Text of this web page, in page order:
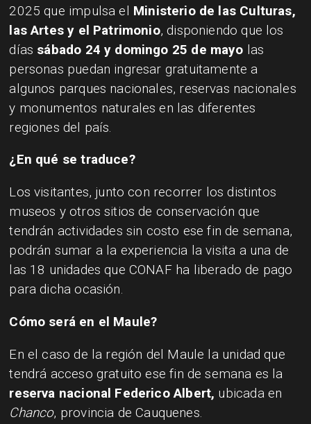
2025 que impulsa el Ministerio de las Culturas,
las Artes y el Patrimonio, disponiendo que los
días sábado 24 y domingo 25 de mayo las
personas puedan ingresar gratuitamente a
algunos parques nacionales, reservas nacionales
y monumentos naturales en las diferentes
regiones del país.
¿En qué se traduce?
Los visitantes, junto con recorrer los distintos
museos y otros sitios de conservación que
tendrán actividades sin costo ese fin de semana,
podrán sumar a la experiencia la visita a una de
las 18 unidades que CONAF ha liberado de pago
para dicha ocasión.
Cómo será en el Maule?
En el caso de la región del Maule la unidad que
tendrá acceso gratuito ese fin de semana es la
reserva nacional Federico Albert, ubicada en
Chanco, provincia de Cauquenes.